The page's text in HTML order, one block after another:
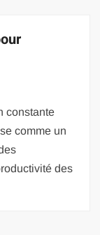
constante
comme un
des